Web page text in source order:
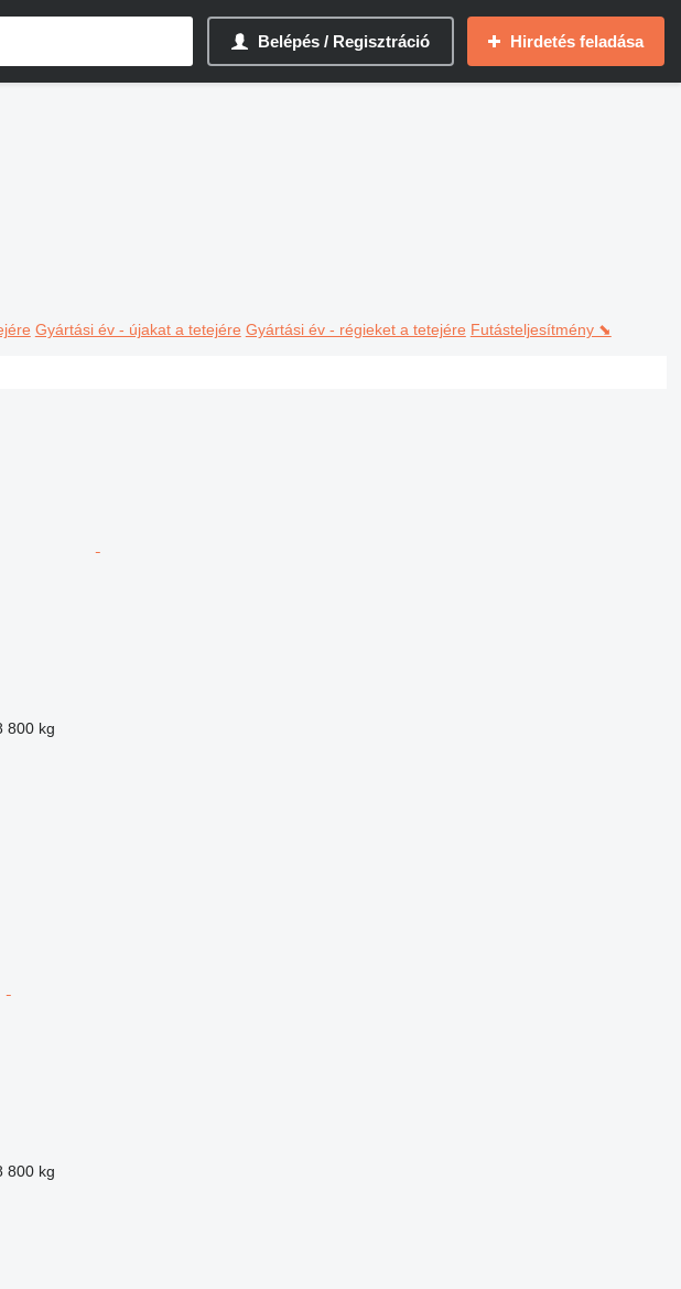
Belépés / Regisztráció Hirdetés feladása
Gyártási év - újakat a tetejére Gyártási év - régieket a tetejére Futásteljesítmény ⬊
800 kg
800 kg